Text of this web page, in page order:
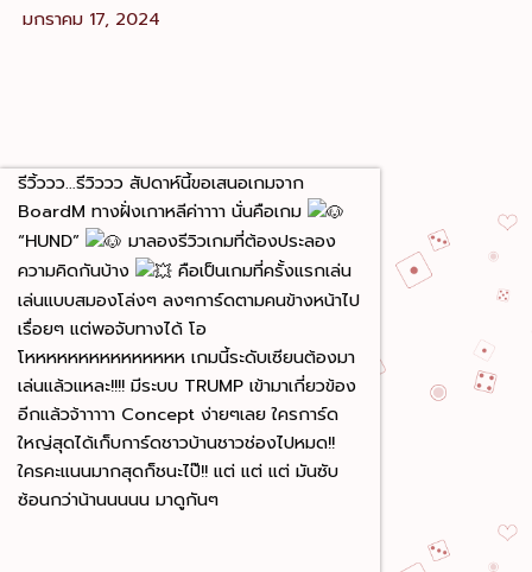
มกราคม 17, 2024
รีวิ้ววว…รีวิววว สัปดาห์นี้ขอเสนอเกมจาก
BoardM ทางฝั่งเกาหลีค่าาาา นั่นคือเกม
“HUND”
มาลองรีวิวเกมที่ต้องประลอง
ความคิดกันบ้าง
คือเป็นเกมที่ครั้งแรกเล่น
เล่นแบบสมองโล่งๆ ลงๆการ์ดตามคนข้างหน้าไป
เรื่อยๆ แต่พอจับทางได้ โอ
โหหหหหหหหหหหหหหห เกมนี้ระดับเซียนต้องมา
เล่นแล้วแหละ!!!! มีระบบ TRUMP เข้ามาเกี่ยวข้อง
อีกแล้วจ้าาาาา Concept ง่ายๆเลย ใครการ์ด
ใหญ่สุดได้เก็บการ์ดชาวบ้านชาวช่องไปหมด!!
ใครคะแนนมากสุดก็ชนะไป๊!! แต่ แต่ แต่ มันซับ
ซ้อนกว่าน้านนนนน มาดูกันๆ